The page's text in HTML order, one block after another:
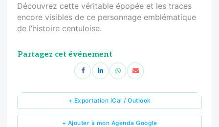
Découvrez cette véritable épopée et les traces
encore visibles de ce personnage emblématique
de l’histoire centuloise.
Partagez cet événement
+ Ajouter à mon Agenda Google
+ Exportation iCal / Outlook